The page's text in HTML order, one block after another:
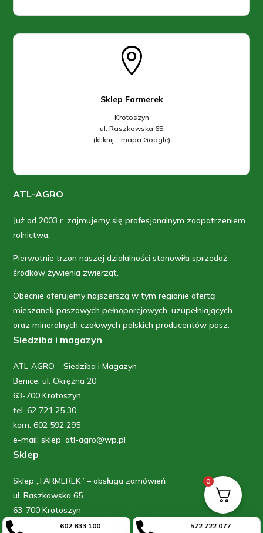

Sklep Farmerek
Krotoszyn
ul. Raszkowska 65
(kliknij – mapa Google)
ATL-AGRO
Już od 2003 r. zajmujemy się profesjonalnym zaopatrzeniem
rolnictwa.
Pierwotnie trzon naszej działalności stanowiła sprzedaż
środków żywienia zwierząt.
Obecnie oferujemy najszerszą w tym regionie ofertą
mieszanek paszowych pełnoporcjowych, uzupełniających
oraz mineralnych czołowych polskich producentów pasz.
Siedziba i magazyn
ATL-AGRO – Siedziba i Magazyn
Benice, ul. Okrężna 20
63-700 Krotoszyn
tel. 62 721 25 30
kom. 602 592 295
e-mail: sklep_atl-agro@wp.pl
Sklep
Sklep „FARMEREK” – obsługa zamówień
ul. Raszkowska 65
63-700 Krotoszyn
kom: 602 833 100602 833 100 572 722 077
0